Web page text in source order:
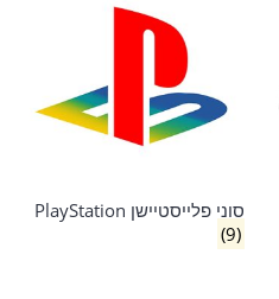
סוני פלייסטיישן PlayStation
(9)